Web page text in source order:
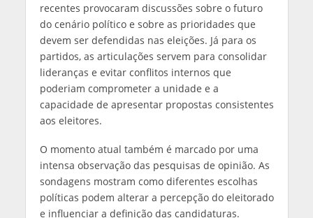
recentes provocaram discussões sobre o futuro
do cenário político e sobre as prioridades que
devem ser defendidas nas eleições. Já para os
partidos, as articulações servem para consolidar
lideranças e evitar conflitos internos que
poderiam comprometer a unidade e a
capacidade de apresentar propostas consistentes
aos eleitores.
O momento atual também é marcado por uma
intensa observação das pesquisas de opinião. As
sondagens mostram como diferentes escolhas
políticas podem alterar a percepção do eleitorado
e influenciar a definição das candidaturas.